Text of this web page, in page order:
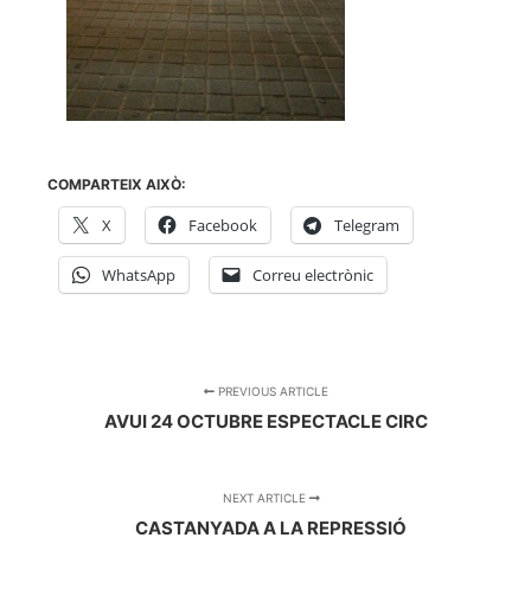
COMPARTEIX AIXÒ:
X Facebook Telegram
WhatsApp Correu electrònic
PREVIOUS ARTICLE
AVUI 24 OCTUBRE ESPECTACLE CIRC
NEXT ARTICLE
CASTANYADA A LA REPRESSIÓ